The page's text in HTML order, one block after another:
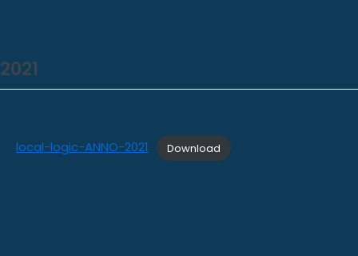
al
2021
local-logic-ANNO-2021 Download